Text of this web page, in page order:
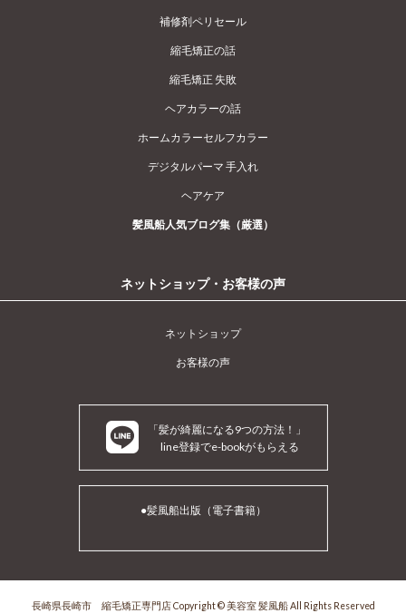
補修剤ペリセール
縮毛矯正の話
縮毛矯正 失敗
ヘアカラーの話
ホームカラーセルフカラー
デジタルパーマ 手入れ
ヘアケア
髪風船人気ブログ集（厳選）
ネットショップ・お客様の声
ネットショップ
お客様の声
「髪が綺麗になる9つの方法！」
line登録でe-bookがもらえる
●髪風船出版（電子書籍）
長崎県長崎市 縮毛矯正専門店 Copyright © 美容室 髪風船 All Rights Reserved